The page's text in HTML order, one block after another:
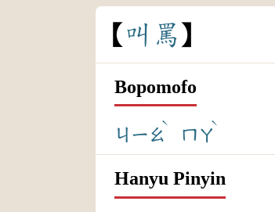
叫 罵
Bopomofo
ㄐㄧㄠ
ˋ
ㄇㄚ
ˋ
Hanyu Pinyin